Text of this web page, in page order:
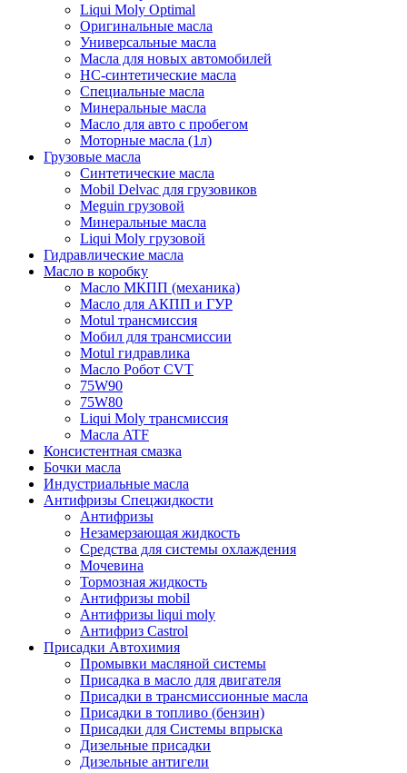
Liqui Moly Optimal
Оригинальные масла
Универсальные масла
Масла для новых автомобилей
HC-синтетические масла
Специальные масла
Минеральные масла
Масло для авто с пробегом
Моторные масла (1л)
Грузовые масла
Синтетические масла
Mobil Delvac для грузовиков
Meguin грузовой
Минеральные масла
Liqui Moly грузовой
Гидравлические масла
Масло в коробку
Масло МКПП (механика)
Масло для АКПП и ГУР
Motul трансмиссия
Мобил для трансмиссии
Motul гидравлика
Масло Робот CVT
75W90
75W80
Liqui Moly трансмиссия
Масла ATF
Консистентная смазка
Бочки масла
Индустриальные масла
Антифризы Спецжидкости
Антифризы
Незамерзающая жидкость
Средства для системы охлаждения
Мочевина
Тормозная жидкость
Антифризы mobil
Антифризы liqui moly
Антифриз Castrol
Присадки Автохимия
Промывки масляной системы
Присадка в масло для двигателя
Присадки в трансмиссионные масла
Присадки в топливо (бензин)
Присадки для Системы впрыска
Дизельные присадки
Дизельные антигели